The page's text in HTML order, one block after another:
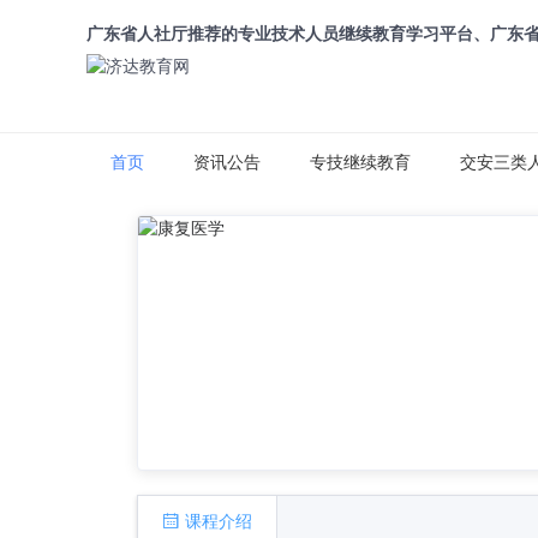
广东省人社厅推荐的专业技术人员继续教育学习平台、广东
首页 资讯公告 专技继续教育 交安三类
课程介绍